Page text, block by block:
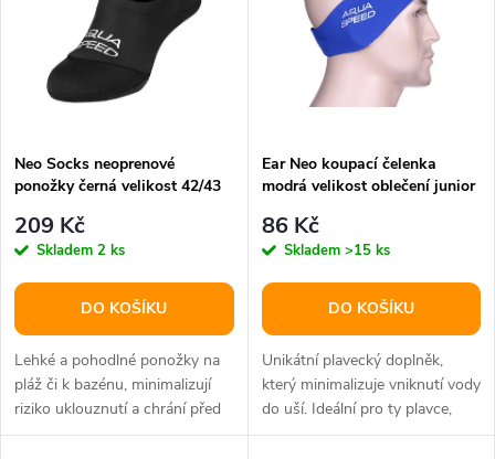
p
r
o
d
u
s
p
r
o
d
u
Neo Socks neoprenové
ponožky černá velikost 42/43
209 Kč
Skladem 2 ks
DO KOŠÍKU
Lehké a pohodlné ponožky na
pláž či k bazénu, minimalizují
riziko uklouznutí a chrání před
horkým pískem a ostrými...
Ear Neo koupací čelenka
modrá velikost oblečení junior
86 Kč
Skladem >15 ks
DO KOŠÍKU
Unikátní plavecký doplněk,
který minimalizuje vniknutí vody
do uší. Ideální pro ty plavce,
kterým nevyhovuje plavecká...